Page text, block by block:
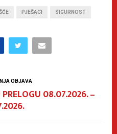
PJEŠACI SIGURNOST
OBJAVA
08.07.2026. –